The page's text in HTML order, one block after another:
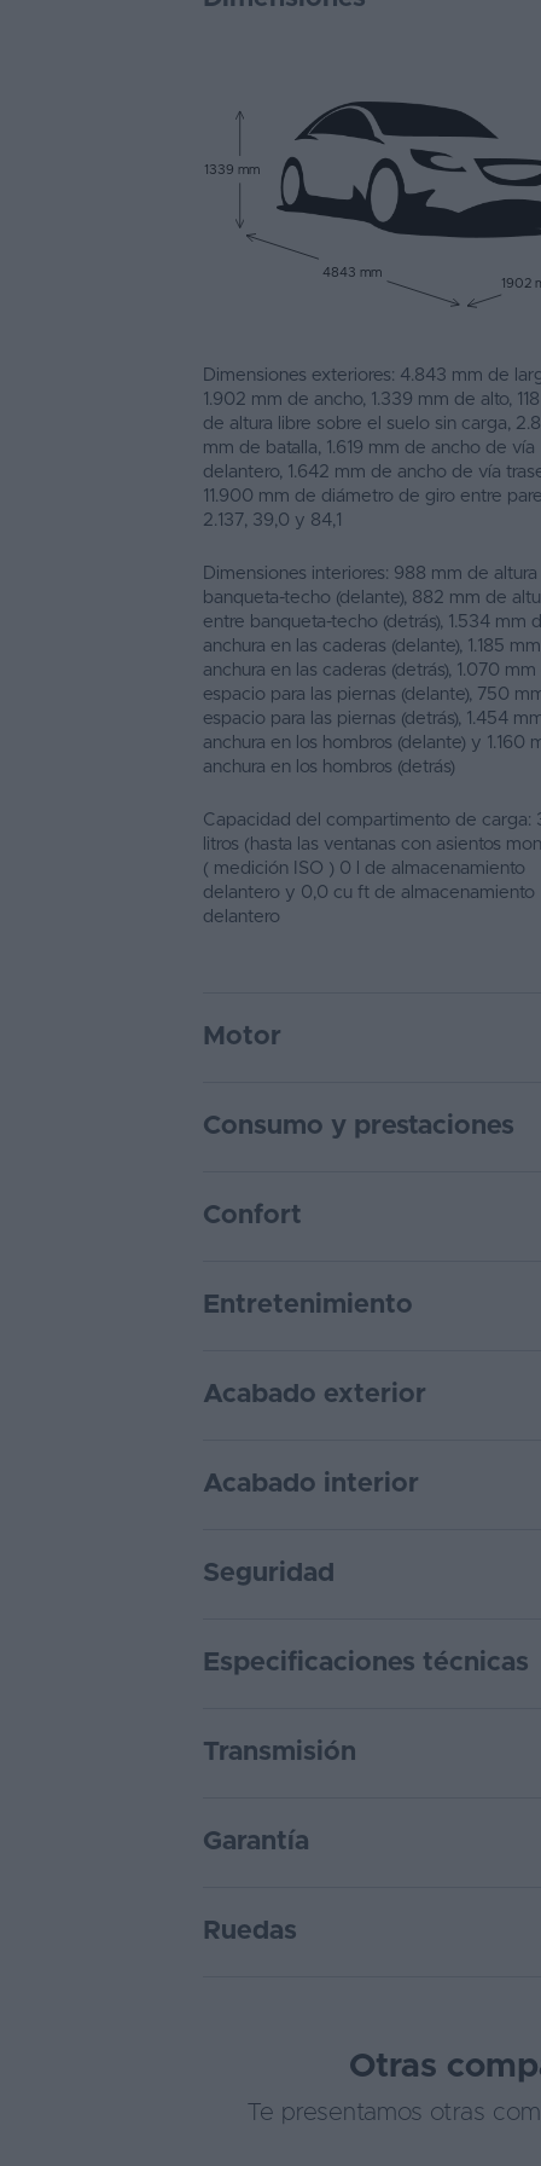
1339 mm
4843 mm
1902
Dimensiones exteriores: 4.843 mm de
1.902 mm de ancho, 1.339 mm de alto,
de altura libre sobre el suelo sin carga,
mm de batalla, 1.619 mm de ancho de vía
delantero, 1.642 mm de ancho de vía
11.900 mm de diámetro de giro entre
2.137, 39,0 y 84,1
Dimensiones interiores: 988 mm de altura
banqueta-techo (delante), 882 mm de
entre banqueta-techo (detrás), 1.534 mm
anchura en las caderas (delante), 1.185
anchura en las caderas (detrás), 1.070 mm
espacio para las piernas (delante), 750
espacio para las piernas (detrás), 1.454
anchura en los hombros (delante) y 1.160
anchura en los hombros (detrás)
Capacidad del compartimento de carga:
litros (hasta las ventanas con asientos
( medición ISO ) 0 l de almacenamiento
delantero y 0,0 cu ft de almacenamiento
delantero
Motor
Consumo y prestaciones
Confort
Entretenimiento
Acabado exterior
Acabado interior
Seguridad
Especificaciones técnicas
Transmisión
Garantía
Ruedas
Otras
Te presentamos otras